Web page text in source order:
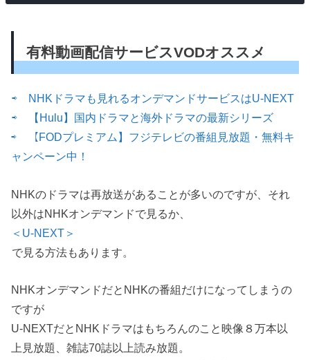
有料動画配信サービスVODオススメ
⇨ NHKドラマも見れるオンデマンドサービスはU-NEXT
⇨ 【Hulu】国内ドラマと海外ドラマの最新シリーズ
⇨ 【FODプレミアム】フジテレビの番組見放題・無料キ
ャンペーン中！
NHKのドラマは再放送があることが多いのですが、それ
以外はNHKオンデマンドで見るか、
＜U-NEXT＞
で見る方法もあります。
NHKオンデマンドだとNHKの番組だけになってしまうの
ですが
U-NEXTだとNHKドラマはもちろんのこと映像８万本以
上見放題、雑誌70誌以上読み放題。